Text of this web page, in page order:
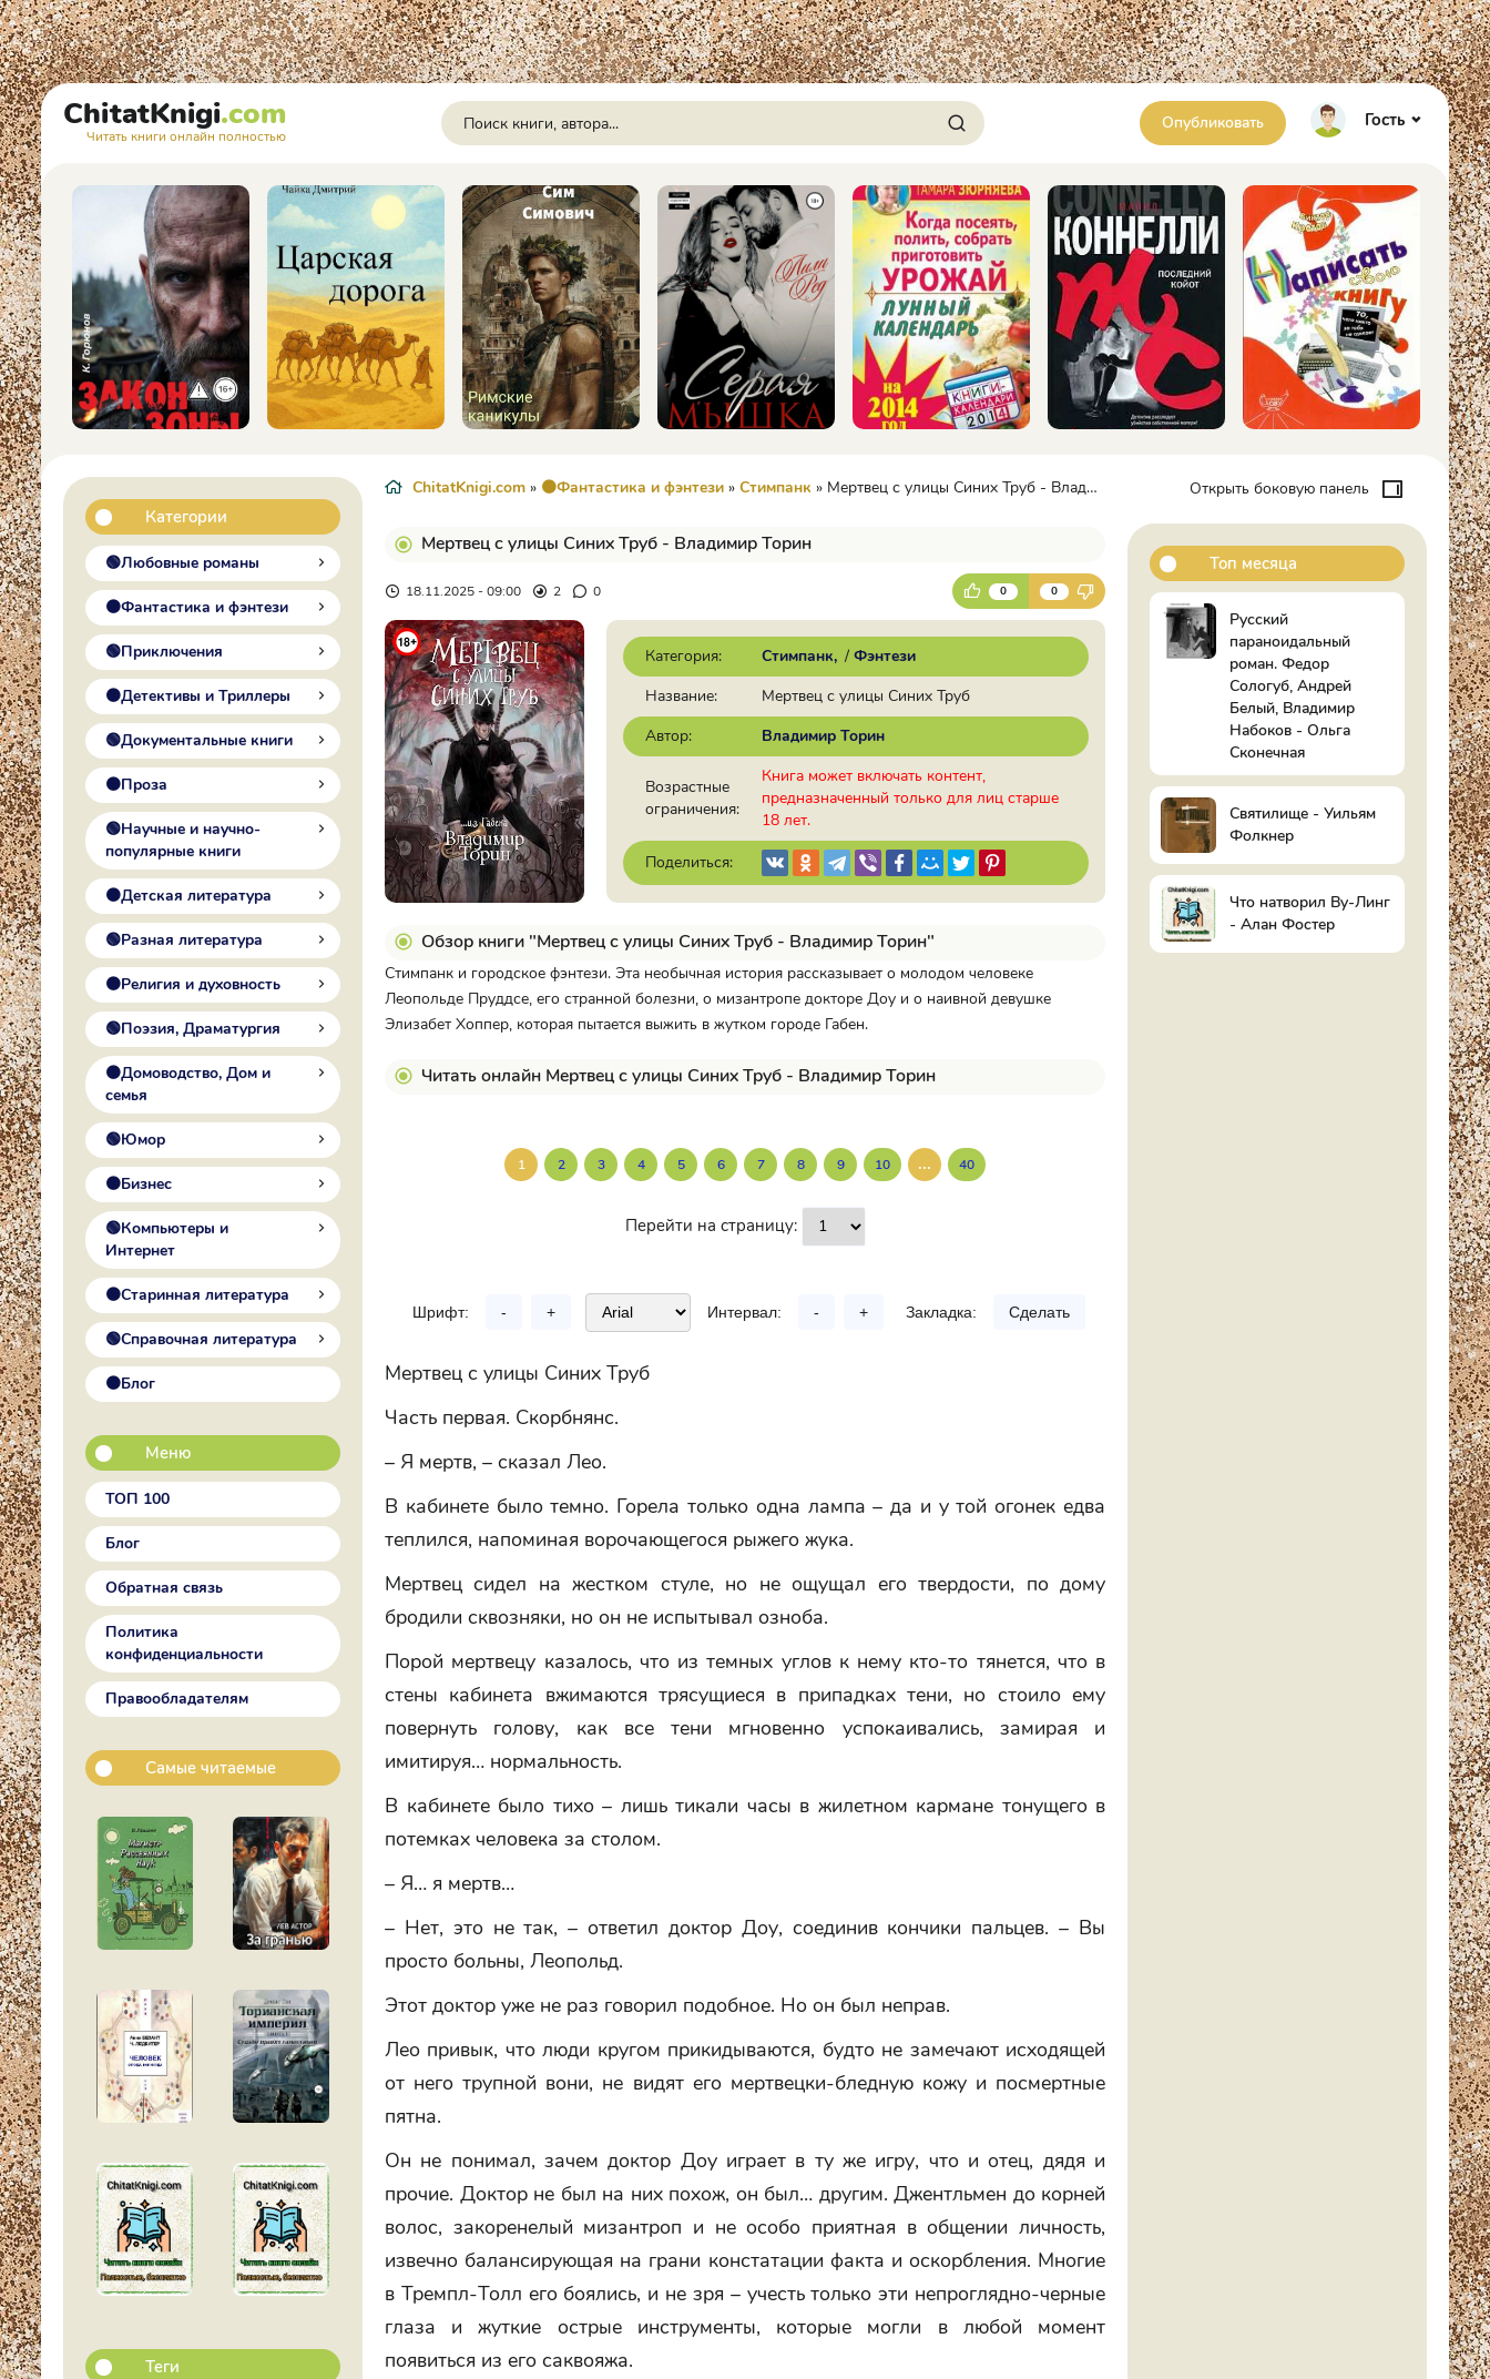
ChitatKnigi.com
Читать книги онлайн полностью
Опубликовать Гость
Категории
🟢Любовные романы
🟠Фантастика и фэнтези
🟢Приключения
🟠Детективы и Триллеры
🟢Документальные книги
🟠Проза
🟢Научные и научно-
популярные книги
🟠Детская литература
🟢Разная литература
🟠Религия и духовность
🟢Поэзия, Драматургия
🟠Домоводство, Дом и
семья
🟢Юмор
🟠Бизнес
🟢Компьютеры и
Интернет
🟠Старинная литература
🟢Справочная литература
🟠Блог
Меню
ТОП 100
Блог
Обратная связь
Политика
конфиденциальности
Правообладателям
Самые читаемые
Теги
ChitatKnigi.com » 🟠Фантастика и фэнтези » Стимпанк » Мертвец с улицы Синих Труб - Владимир Торин
Мертвец с улицы Синих Труб - Владимир Торин
18.11.2025 - 09:00 2 0 0 0
Категория: Стимпанк / Фэнтези
Название:
Мертвец с улицы Синих Труб
Автор:
Владимир Торин
Возрастные
ограничения:
Книга может включать контент,
предназначенный только для лиц старше
18 лет.
Поделиться:
Обзор книги "Мертвец с улицы Синих Труб - Владимир Торин"
Стимпанк и городское фэнтези. Эта необычная история рассказывает о молодом человеке
Леопольде Пруддсе, его странной болезни, о мизантропе докторе Доу и о наивной девушке
Элизабет Хоппер, которая пытается выжить в жутком городе Габен.
Читать онлайн Мертвец с улицы Синих Труб - Владимир Торин
1 2 3 4 5 6 7 8 9 10 ... 40
Перейти на страницу:
Шрифт: - + Интервал: - + Закладка: Сделать
Мертвец с улицы Синих Труб
Часть первая. Скорбнянс.
– Я мертв, – сказал Лео.
В кабинете было темно. Горела только одна лампа – да и у той огонек едва
теплился, напоминая ворочающегося рыжего жука.
Мертвец сидел на жестком стуле, но не ощущал его твердости, по дому
бродили сквозняки, но он не испытывал озноба.
Порой мертвецу казалось, что из темных углов к нему кто-то тянется, что в
стены кабинета вжимаются трясущиеся в припадках тени, но стоило ему
повернуть голову, как все тени мгновенно успокаивались, замирая и
имитируя… нормальность.
В кабинете было тихо – лишь тикали часы в жилетном кармане тонущего в
потемках человека за столом.
– Я… я мертв…
– Нет, это не так, – ответил доктор Доу, соединив кончики пальцев. – Вы
просто больны, Леопольд.
Этот доктор уже не раз говорил подобное. Но он был неправ.
Лео привык, что люди кругом прикидываются, будто не замечают исходящей
от него трупной вони, не видят его мертвецки-бледную кожу и посмертные
пятна.
Он не понимал, зачем доктор Доу играет в ту же игру, что и отец, дядя и
прочие. Доктор не был на них похож, он был… другим. Джентльмен до корней
волос, закоренелый мизантроп и не особо приятная в общении личность,
извечно балансирующая на грани констатации факта и оскорбления. Многие
в Тремпл-Толл его боялись, и не зря – учесть только эти непроглядно-черные
глаза и жуткие острые инструменты, которые могли в любой момент
появиться из его саквояжа.
Открыть боковую панель
Топ месяца
Русский
параноидальный
роман. Федор
Сологуб, Андрей
Белый, Владимир
Набоков - Ольга
Сконечная
Святилище - Уильям
Фолкнер
Что натворил Ву-Линг
- Алан Фостер